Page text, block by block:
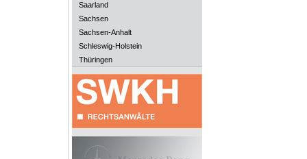
Saarland
Sachsen
Sachsen-Anhalt
Schleswig-Holstein
Thüringen